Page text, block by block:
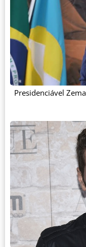
Presidenciável